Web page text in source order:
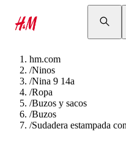
hm.com
/Ninos
/Nina 9 14a
/Ropa
/Buzos y sacos
/Buzos
/Sudadera estampada